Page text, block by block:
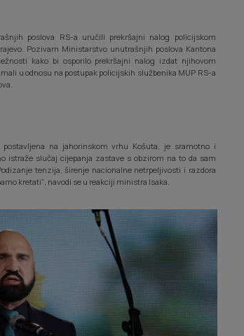
poslova RS-a uručili prekršajni nalog policijskom
Pozivam Ministarstvo unutrašnjih poslova Kantona
kako bi osporilo prekršajni nalog izdat njihovom
u odnosu na postupak policijskih službenika MUP RS-a
na jahorinskom vrhu Košuta, je sramotno i
istraže slučaj cijepanja zastave s obzirom na to da sam
tenzija, širenje nacionalne netrpeljivosti i razdora
kretati“, navodi se u reakciji ministra Isaka.